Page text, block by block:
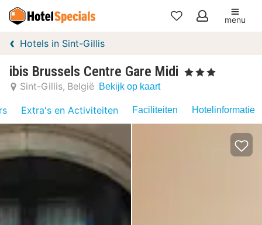
Mijn
menu
Hotels in Sint-Gillis
ibis Brussels Centre Gare Midi , 3 Sterren
Sint-Gillis België Bekijk op kaart
Extra's en Activiteiten Faciliteiten Hotelinformatie